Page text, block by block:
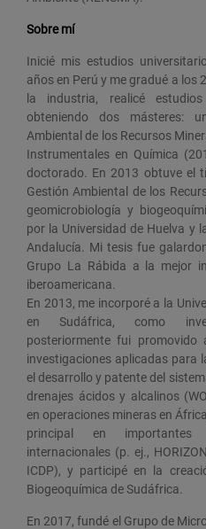
Sobre mí
Inicié mis estudios
años en Perú y me gradué a los
la industria, realicé
obteniendo dos másteres:
Ambiental de los Recursos
Instrumentales en Química
doctorado. En 2013 obtuve el
Gestión Ambiental de los
geomicrobiología y
por la Universidad de Huelva y
Andalucía. Mi tesis fue
Grupo La Rábida a la mejor
iberoamericana.
En 2013, me incorporé a la
en Sudáfrica, como
posteriormente fui promovido
investigaciones aplicadas para
el desarrollo y patente del
drenajes ácidos y alcalinos
en operaciones mineras en
principal en importantes
internacionales (p. ej.,
ICDP), y participé en la
Biogeoquímica de Sudáfrica.
En 2017, fundé el Grupo de